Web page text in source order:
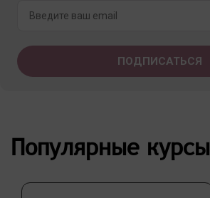
Популярные курсы